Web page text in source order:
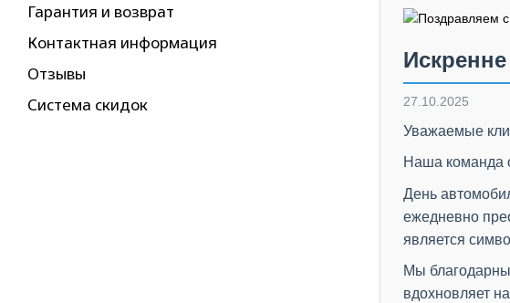
27.10.2025
Уважаемые
Наша команда
День
ежедневно
является
Мы
вдохновляет
Гарантия и возврат
Контактная информация
Отзывы
Система скидок